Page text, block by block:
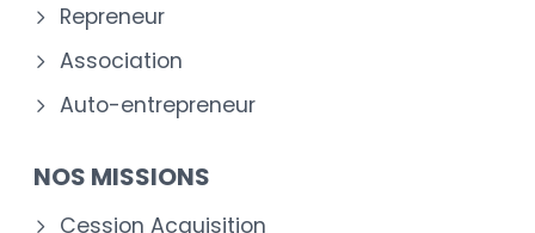
Repreneur
Association
Auto-entrepreneur
NOS MISSIONS
Cession Acquisition